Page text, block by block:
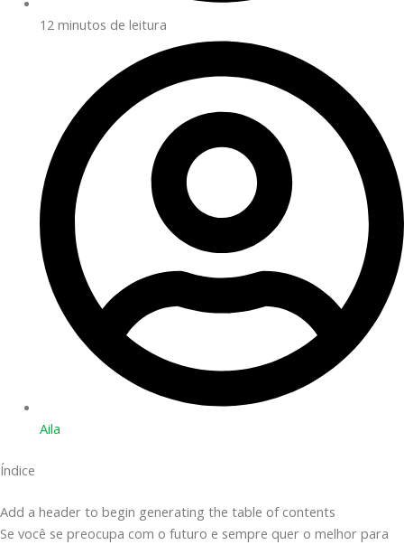
12 minutos de leitura
Aila
Índice
Add a header to begin generating the table of contents
Se você se preocupa com o futuro e sempre quer o melhor para